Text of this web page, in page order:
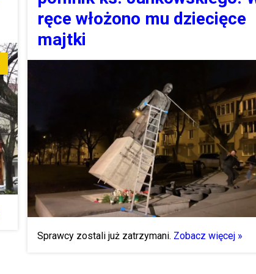
ręce włożono mu dziecięce
majtki
Sprawcy zostali już zatrzymani. Zobacz więcej »